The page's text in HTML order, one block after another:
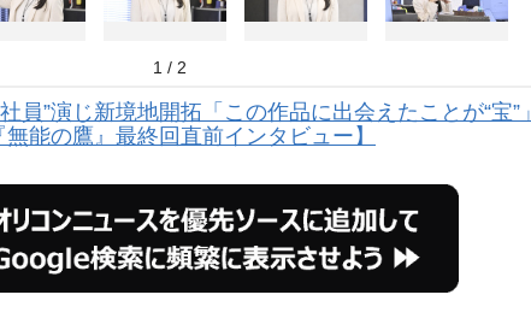
1 / 2
員”演じ新境地開拓「この作品に出会えたことが“宝”」
無能の鷹』最終回直前インタビュー】